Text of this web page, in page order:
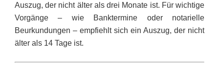
Auszug, der nicht älter als drei Monate ist. Für wichtige
Vorgänge – wie Banktermine oder notarielle
Beurkundungen – empfiehlt sich ein Auszug, der nicht
älter als 14 Tage ist.